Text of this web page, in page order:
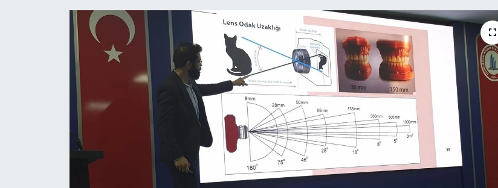
Gökçebey
Son Dakika Haberleri
Haber Arşivi